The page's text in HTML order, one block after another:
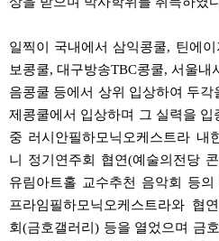
일찍이 국내에서 삼익콩쿨, 틴에
보콩쿨, 대구방송TBC콩쿨, 서울
음콩쿨 등에서 상위 입상하여 두
제콩쿨에서 입상하며 그 실력을
중 러시안필하모닉오케스트라 내
니 정기연주회 협연(예술의전당
유림아트홀 교수추천 음악회 등
프라임필하모닉오케스트라와 협
회(금호갤러리) 등을 열었으며 금